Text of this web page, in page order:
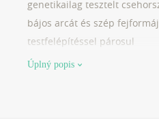
genetikailag tesztelt
bájos arcát és szép
testfelépítéssel párosul
Úplný popis